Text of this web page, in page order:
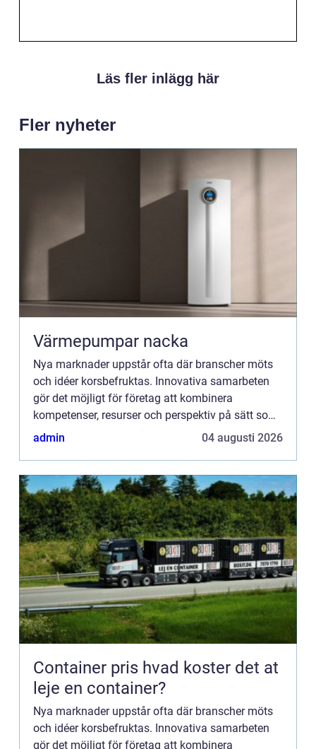
Läs fler inlägg här
Fler nyheter
Värmepumpar nacka
Nya marknader uppstår ofta där branscher möts
och idéer korsbefruktas. Innovativa samarbeten
gör det möjligt för företag att kombinera
kompetenser, resurser och perspektiv på sätt som
skapar helt ...
admin 04 augusti 2026
Container pris hvad koster det at
leje en container?
Nya marknader uppstår ofta där branscher möts
och idéer korsbefruktas. Innovativa samarbeten
gör det möjligt för företag att kombinera